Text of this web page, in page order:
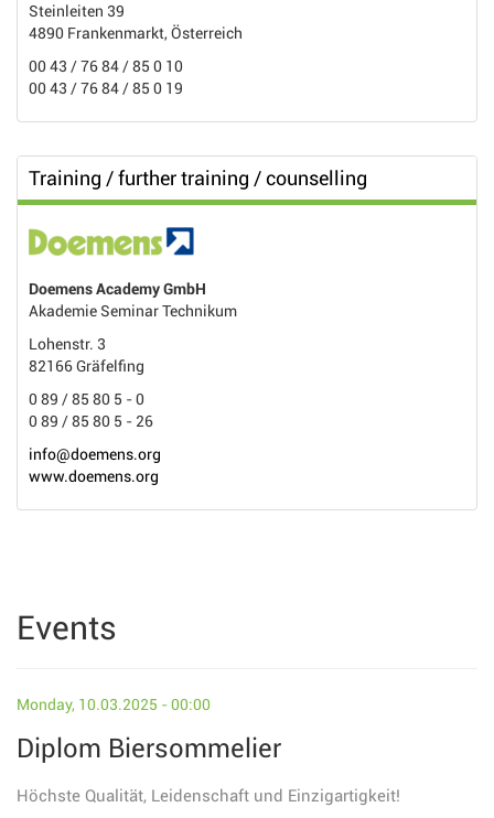
Steinleiten 39
4890 Frankenmarkt, Österreich
00 43 / 76 84 / 85 0 10
00 43 / 76 84 / 85 0 19
Training / further training / counselling
Doemens Academy GmbH
Akademie Seminar Technikum
Lohenstr. 3
82166 Gräfelfing
0 89 / 85 80 5 - 0
0 89 / 85 80 5 - 26
info@doemens.org
www.doemens.org
Events
Monday, 10.03.2025 - 00:00
Diplom Biersommelier
Höchste Qualität, Leidenschaft und Einzigartigkeit!